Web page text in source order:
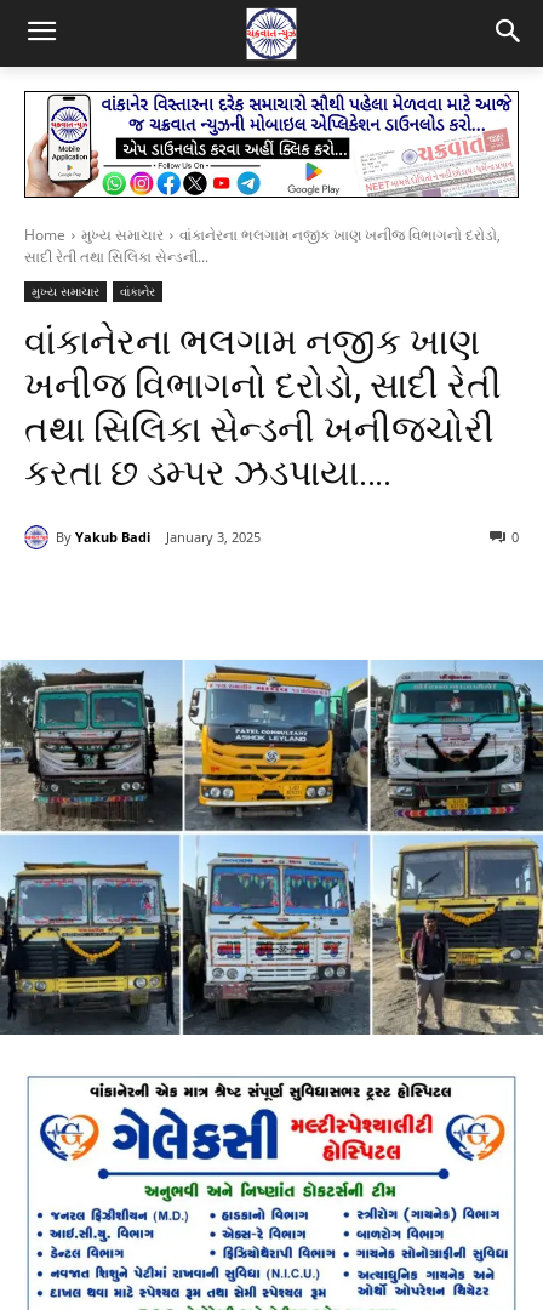
Home મુખ્ય સમાચાર
વાંકાનેરના ભલગામ નજીક ખાણ ખનીજ વિભાગનો દરોડો,
સાદી રેતી તથા સિલિકા સેન્ડની...
મુખ્ય સમાચાર વાંકાનેર
વાંકાનેરના ભલગામ નજીક ખાણ
ખનીજ વિભાગનો દરોડો, સાદી રેતી
તથા સિલિકા સેન્ડની ખનીજચોરી
કરતા છ ડમ્પર ઝડપાયા….
By Yakub Badi January 3, 2025 0